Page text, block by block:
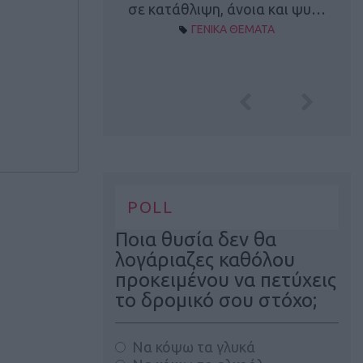
σε κατάθλιψη, άνοια και ψυ…
ΓΕΝΙΚΑ ΘΕΜΑΤΑ
POLL
Ποια θυσία δεν θα
λογάριαζες καθόλου
προκειμένου να πετύχεις
το δρομικό σου στόχο;
Να κόψω τα γλυκά